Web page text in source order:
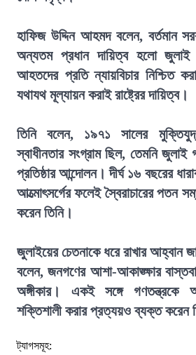
হাফিজ উদ্দিন আহমদ বলেন, বর্তমান
অন্যতম প্রধান দায়িত্ব হলো
আহতদের প্রতি ন্যায়বিচার নিশ্চিত
যথাযথ মূল্যায়ন করাই রাষ্ট্রের দায়িত্ব।
তিনি বলেন, ১৯৭১ সালের
স্বাধীনতার সংগ্রাম ছিল, তেমনি
প্রতিষ্ঠার আন্দোলন। দীর্ঘ ১৬ বছরের
আত্মোৎসর্গের ফলেই স্বৈরাচারের পতন
করেন তিনি।
জুলাইয়ের চেতনাকে ধরে রাখার আহ্বান
বলেন, জনগণের আশা-আকাঙ্ক্ষার
অঙ্গীকার। একই সঙ্গে গণতন্ত্রকে
শক্তিশালী করার প্রত্যয়ও ব্যক্ত করেন
ট্যাগসমূহ: